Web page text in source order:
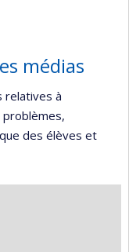
médias
relatives à
des élèves et